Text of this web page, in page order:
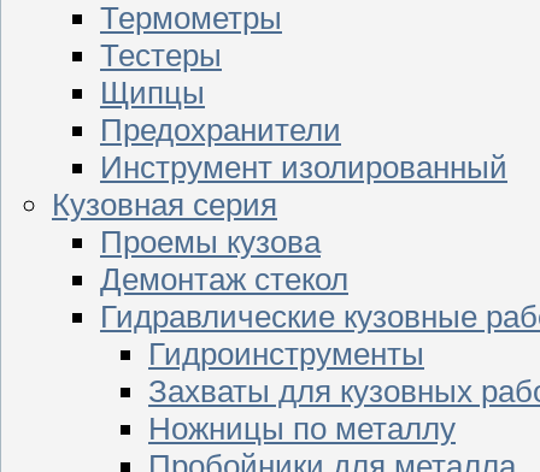
Термометры
Тестеры
Щипцы
Предохранители
Инструмент изолированный
Кузовная серия
Проемы кузова
Демонтаж стекол
Гидравлические кузовные
Гидроинструменты
Захваты для кузовных
Ножницы по металлу